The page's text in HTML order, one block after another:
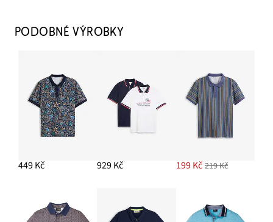
PODOBNÉ VÝROBKY
449 Kč 929 Kč 199 Kč 219 Kč